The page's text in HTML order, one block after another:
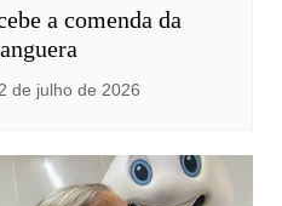
a comenda da
de julho de 2026